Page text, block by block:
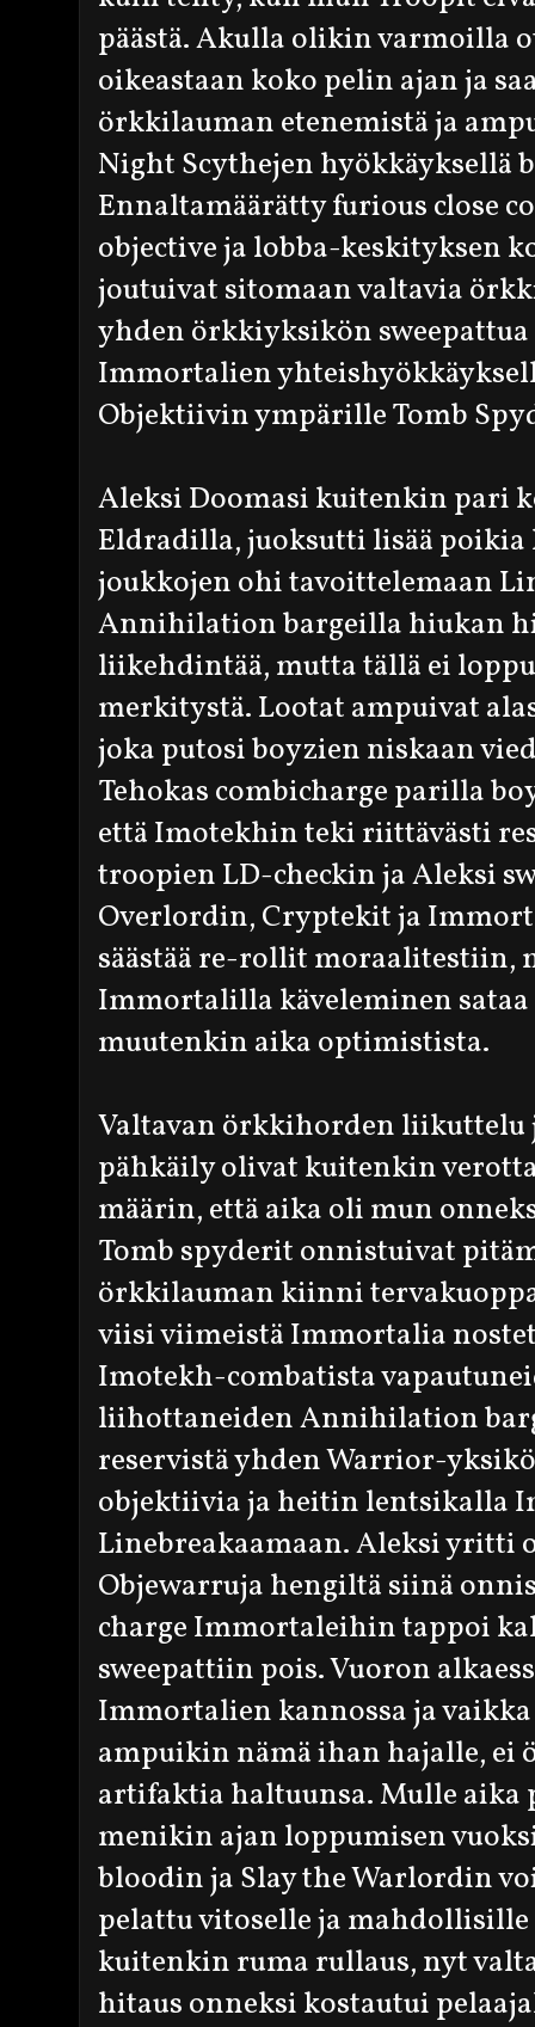
päästä. Akulla olikin varmoilla
oikeastaan koko pelin ajan ja
örkkilauman etenemistä ja
Night Scythejen hyökkäyksellä
Ennaltamäärätty furious close
objective ja lobba-keskityksen
joutuivat sitomaan valtavia
yhden örkkiyksikön
Immortalien
Objektiivin ympärille Tomb
Aleksi Doomasi kuitenkin pari
Eldradilla, juoksutti lisää poikia
joukkojen ohi tavoittelemaan
Annihilation bargeilla hiukan
liikehdintää, mutta tällä ei
merkitystä. Lootat ampuivat
joka putosi boyzien niskaan
Tehokas combicharge parilla
että Imotekhin teki riittävästi
troopien LD-checkin ja Aleksi
Overlordin, Cryptekit ja
säästää re-rollit moraalitestiin,
Immortalilla käveleminen
muutenkin aika optimistista.
Valtavan örkkihorden
pähkäily olivat kuitenkin
määrin, että aika oli mun
Tomb spyderit onnistuivat
örkkilauman kiinni
viisi viimeistä Immortalia
Imotekh-combatista
liihottaneiden Annihilation
reservistä yhden Warrior-
objektiivia ja heitin lentsikalla
Linebreakaamaan. Aleksi yritti
Objewarruja hengiltä siinä
charge Immortaleihin tappoi
sweepattiin pois. Vuoron
Immortalien kannossa ja
ampuikin nämä ihan hajalle, ei
artifaktia haltuunsa. Mulle
menikin ajan loppumisen
bloodin ja Slay the Warlordin
pelattu vitoselle ja
kuitenkin ruma rullaus, nyt
hitaus onneksi kostautui